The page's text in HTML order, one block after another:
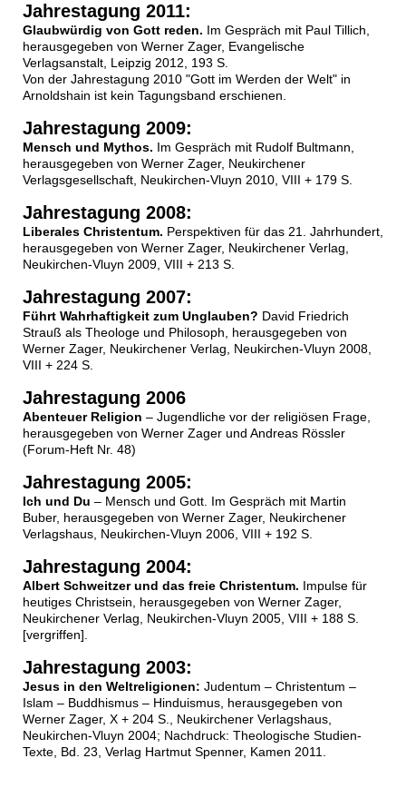
Jahrestagung 2011:
Glaubwürdig von Gott reden. Im Gespräch mit Paul Tillich,
herausgegeben von Werner Zager, Evangelische
Verlagsanstalt, Leipzig 2012, 193 S.
Von der Jahrestagung 2010 "Gott im Werden der Welt" in
Arnoldshain ist kein Tagungsband erschienen.
Jahrestagung 2009:
Mensch und Mythos. Im Gespräch mit Rudolf Bultmann,
herausgegeben von Werner Zager, Neukirchener
Verlagsgesellschaft, Neukirchen-Vluyn 2010, VIII + 179 S.
Jahrestagung 2008:
Liberales Christentum. Perspektiven für das 21. Jahrhundert,
herausgegeben von Werner Zager, Neukirchener Verlag,
Neukirchen-Vluyn 2009, VIII + 213 S.
Jahrestagung 2007:
Führt Wahrhaftigkeit zum Unglauben? David Friedrich
Strauß als Theologe und Philosoph, herausgegeben von
Werner Zager, Neukirchener Verlag, Neukirchen-Vluyn 2008,
VIII + 224 S.
Jahrestagung 2006
Abenteuer Religion – Jugendliche vor der religiösen Frage,
herausgegeben von Werner Zager und Andreas Rössler
(Forum-Heft Nr. 48)
Jahrestagung 2005:
Ich und Du – Mensch und Gott. Im Gespräch mit Martin
Buber, herausgegeben von Werner Zager, Neukirchener
Verlagshaus, Neukirchen-Vluyn 2006, VIII + 192 S.
Jahrestagung 2004:
Albert Schweitzer und das freie Christentum. Impulse für
heutiges Christsein, herausgegeben von Werner Zager,
Neukirchener Verlag, Neukirchen-Vluyn 2005, VIII + 188 S.
[vergriffen].
Jahrestagung 2003:
Jesus in den Weltreligionen: Judentum – Christentum –
Islam – Buddhismus – Hinduismus, herausgegeben von
Werner Zager, X + 204 S., Neukirchener Verlagshaus,
Neukirchen-Vluyn 2004; Nachdruck: Theologische Studien-
Texte, Bd. 23, Verlag Hartmut Spenner, Kamen 2011.